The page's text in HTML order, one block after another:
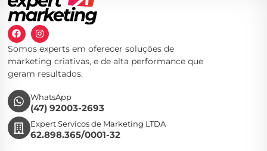
Somos experts em oferecer soluções de
marketing criativas, e de alta performance que
geram resultados.
WhatsApp
(47) 92003-2693
Expert Servicos de Marketing LTDA
62.898.365/0001-32